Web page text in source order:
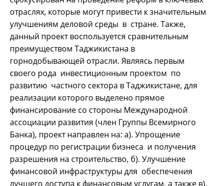
отраслях, которые могут привести к значительным
улучшениям деловой среды в стране. Также,
данный проект воспользуется сравнительным
преимуществом Таджикистана в
горнодобывающей отрасли. Являясь первым
своего рода инвестиционным проектом по
развитию частного сектора в Таджикистане, для
реализации которого выделено прямое
финансирование со стороны Международной
ассоциации развития (член Группы Всемирного
Банка), проект направлен на: а). Упрощение
процедур по регистрации бизнеса и получения
разрешения на строительство, б). Улучшение
финансовой инфраструктуры для обеспечения
лучшего доступа к финансовым услугам, а также в).